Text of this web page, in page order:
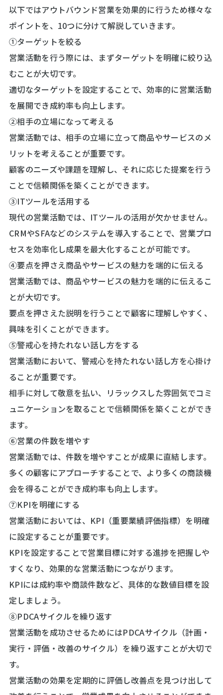
以下ではアウトバウンド営業を効果的に行うため様々な
ポイントを、10つに分けて解説していきます。
①ターゲットを絞る
営業活動を行う際には、まずターゲットを明確に絞り込
むことが大切です。
適切なターゲットを設定することで、効率的に営業活動
を展開でき成約率も向上します。
②相手の立場になって考える
営業活動では、相手の立場に立って商品やサービスのメ
リットを考えることが重要です。
顧客のニーズや課題を理解し、それに応じた提案を行う
ことで信頼関係を築くことができます。
③ITツールを活用する
現代の営業活動では、ITツールの活用が欠かせません。
CRMやSFAなどのシステムを導入することで、営業プロ
セスを効率化し成果を最大化することが可能です。
④要点を押さえ商品やサービスの魅力を端的に伝える
営業活動では、商品やサービスの魅力を端的に伝えるこ
とが大切です。
要点を押さえた説明を行うことで顧客に理解しやすく、
興味を引くことができます。
⑤警戒心を持たれない話し方をする
営業活動において、警戒心を持たれない話し方を心掛け
ることが重要です。
相手に対して敬意を払い、リラックスした雰囲気でコミ
ュニケーションを取ることで信頼関係を築くことができ
ます。
⑥営業の件数を増やす
営業活動では、件数を増やすことが成果に直結します。
多くの顧客にアプローチすることで、より多くの商談機
会を得ることができ成約率も向上します。
⑦KPIを明確にする
営業活動においては、KPI（重要業績評価指標）を明確
に設定することが重要です。
KPIを設定することで営業目標に対する進捗を把握しや
すくなり、効果的な営業活動につながります。
KPIには成約率や商談件数など、具体的な数値目標を設
定しましょう。
⑧PDCAサイクルを繰り返す
営業活動を成功させるためにはPDCAサイクル（計画・
実行・評価・改善のサイクル）を繰り返すことが大切で
す。
営業活動の効果を定期的に評価し改善点を見つけ出して